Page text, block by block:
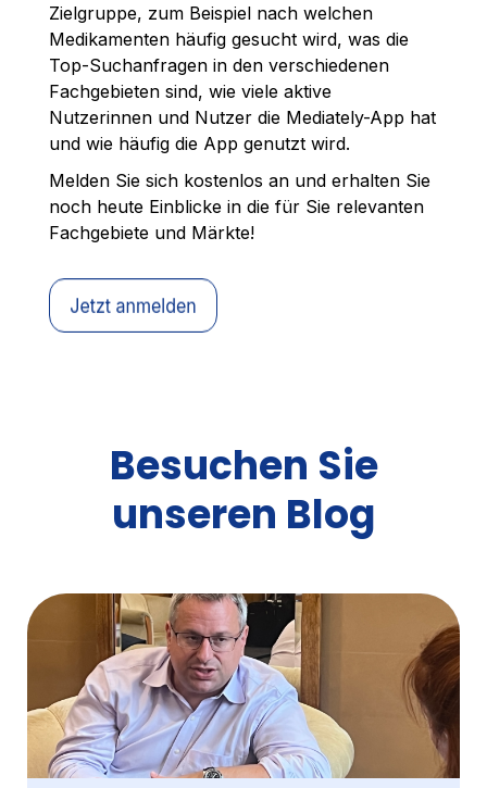
Zielgruppe, zum Beispiel nach welchen
Medikamenten häufig gesucht wird, was die
Top-Suchanfragen in den verschiedenen
Fachgebieten sind, wie viele aktive
Nutzerinnen und Nutzer die Mediately-App hat
und wie häufig die App genutzt wird.
Melden Sie sich kostenlos an und erhalten Sie
noch heute Einblicke in die für Sie relevanten
Fachgebiete und Märkte!
Besuchen Sie
unseren Blog